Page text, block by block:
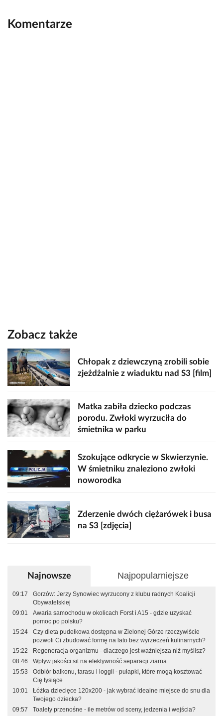
Komentarze
Zobacz także
Chłopak z dziewczyną zrobili sobie
zjeżdżalnie z wiaduktu nad S3 [film]
Matka zabiła dziecko podczas
porodu. Zwłoki wyrzuciła do
śmietnika w parku
Szokujące odkrycie w Skwierzynie.
W śmietniku znaleziono zwłoki
noworodka
Zderzenie dwóch ciężarówek i busa
na S3 [zdjęcia]
Najnowsze Najpopularniejsze
09:17
Gorzów: Jerzy Synowiec wyrzucony z klubu radnych Koalicji
Obywatelskiej
09:01
Awaria samochodu w okolicach Forst i A15 - gdzie uzyskać
pomoc po polsku?
15:24
Czy dieta pudełkowa dostępna w Zielonej Górze rzeczywiście
pozwoli Ci zbudować formę na lato bez wyrzeczeń kulinarnych?
15:22
Regeneracja organizmu - dlaczego jest ważniejsza niż myślisz?
08:46
Wpływ jakości sit na efektywność separacji ziarna
15:53
Odbiór balkonu, tarasu i loggii - pułapki, które mogą kosztować
Cię tysiące
10:01
Łóżka dziecięce 120x200 - jak wybrać idealne miejsce do snu dla
Twojego dziecka?
09:57
Toalety przenośne - ile metrów od sceny, jedzenia i wejścia?